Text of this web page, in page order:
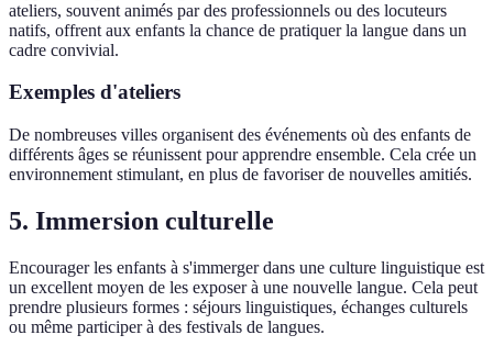
ateliers, souvent animés par des professionnels ou des locuteurs
natifs, offrent aux enfants la chance de pratiquer la langue dans un
cadre convivial.
Exemples d'ateliers
De nombreuses villes organisent des événements où des enfants de
différents âges se réunissent pour apprendre ensemble. Cela crée un
environnement stimulant, en plus de favoriser de nouvelles amitiés.
5. Immersion culturelle
Encourager les enfants à s'immerger dans une culture linguistique est
un excellent moyen de les exposer à une nouvelle langue. Cela peut
prendre plusieurs formes : séjours linguistiques, échanges culturels
ou même participer à des festivals de langues.